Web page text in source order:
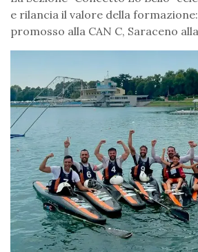
e rilancia il valore della
promosso alla CAN C, Saraceno